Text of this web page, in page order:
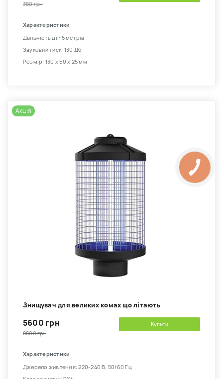
380 грн
Характеристики
Дальність дії: 5 метрів
Звуковий тиск: 130 Дб
Розмір: 130 х 50 х 25 мм
Акція
Знищувач для великих комах що літають
5600 грн
8800 грн
Купити
Характеристики
Джерело живлення: 220-240 В, 50/60 Гц